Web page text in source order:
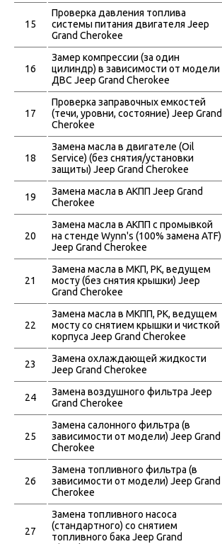
15
Проверка давления топлива
системы питания двигателя Jeep
Grand Cherokee
16
Замер компрессии (за один
цилиндр) в зависимости от модели
ДВС Jeep Grand Cherokee
17
Проверка заправочных емкостей
(течи, уровни, состояние) Jeep Grand
Cherokee
18
Замена масла в двигателе (Oil
Service) (без снятия/установки
защиты) Jeep Grand Cherokee
19
Замена масла в АКПП Jeep Grand
Cherokee
20
Замена масла в АКПП с промывкой
на стенде Wynn's (100% замена ATF)
Jeep Grand Cherokee
21
Замена масла в МКП, РК, ведущем
мосту (без снятия крышки) Jeep
Grand Cherokee
22
Замена масла в МКПП, РК, ведущем
мосту со снятием крышки и чисткой
корпуса Jeep Grand Cherokee
23
Замена охлаждающей жидкости
Jeep Grand Cherokee
24
Замена воздушного фильтра Jeep
Grand Cherokee
25
Замена салонного фильтра (в
зависимости от модели) Jeep Grand
Cherokee
26
Замена топливного фильтра (в
зависимости от модели) Jeep Grand
Cherokee
27
Замена топливного насоса
(стандартного) со снятием
топливного бака Jeep Grand